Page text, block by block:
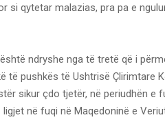
si qytetar malazias, pra pa e
ndryshe nga të tretë që i
të pushkës të Ushtrisë Çlirimtare
sikur çdo tjetër, në periudhën e
në fuqi në Maqedoninë e